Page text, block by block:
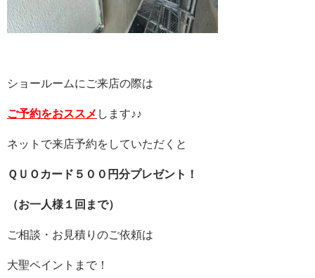
ショールームにご来店の際は
ご予約をおススメ します♪♪
ネットで来店予約をしていただくと
ＱＵＯカード５００円分プレゼント！
（お一人様１回まで）
ご相談・お見積りのご依頼は
大聖ペイントまで！